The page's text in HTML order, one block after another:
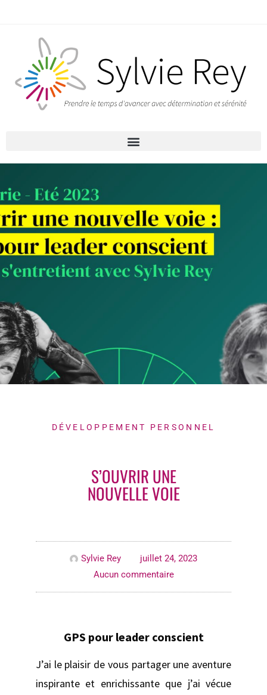
DÉVELOPPEMENT PERSONNEL
S’OUVRIR UNE
NOUVELLE VOIE
Sylvie Rey
juillet 24, 2023
Aucun commentaire
GPS pour leader conscient
J’ai le plaisir de vous partager une aventure
inspirante et enrichissante que j’ai vécue